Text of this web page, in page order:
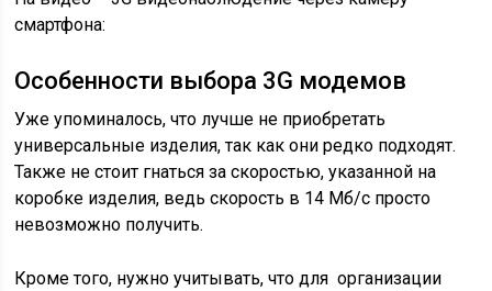
смартфона:
Особенности выбора 3G модемов
Уже упоминалось, что лучше не приобретать
универсальные изделия, так как они редко подходят.
Также не стоит гнаться за скоростью, указанной на
коробке изделия, ведь скорость в 14 Мб/с просто
невозможно получить.
Кроме того, нужно учитывать, что для организации